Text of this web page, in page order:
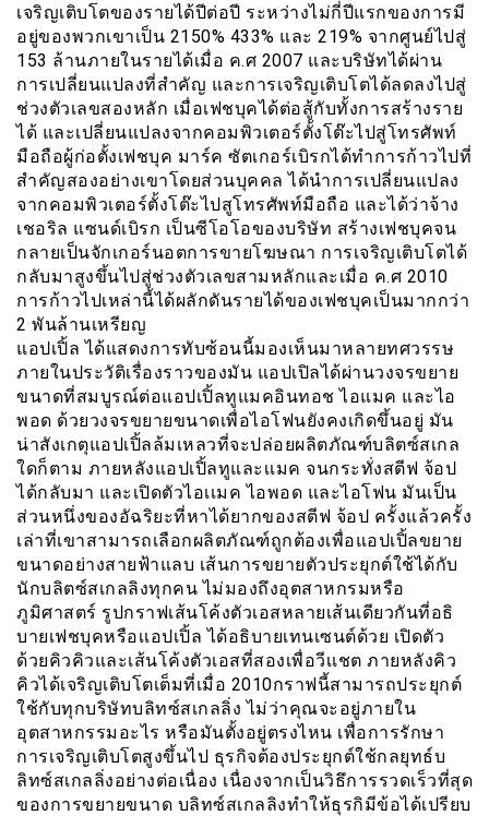
เจริญเติบโตของรายได้ปีต่อปี ระหว่างไม่กี่ปีแรกของการมี
อยู่ของพวกเขาเป็น 2150% 433% และ 219% จากศูนย์ไปสู่
153 ล้านภายในรายได้เมื่อ ค.ศ 2007 และบริษัทได้ผ่าน
การเปลี่ยนแปลงที่สำคัญ และการเจริญเติบโตได้ลดลงไปสู่
ช่วงตัวเลขสองหลัก เมื่อเฟชบุคได้ต่อสู้กับทั้งการสร้างราย
ได้ และเปลี่ยนแปลงจากคอมพิวเตอร์ตั้งโต๊ะไปสู่โทรศัพท์
มือถือผู้ก่อตั้งเฟชบุค มาร์ค ซัตเกอร์เบิรกได้ทำการก้าวไปที่
สำคัญสองอย่างเขาโดยส่วนบุคคล ได้นำการเปลี่ยนแปลง
จากคอมพิวเตอร์ตั้งโต๊ะไปสูโทรศัพท์มือถือ และได้ว่าจ้าง
เชอริล แซนด์เบิรก เป็นซีโอโอของบริษัท สร้างเฟชบุคจน
กลายเป็นจักเกอร์นอตการขายโฆษณา การเจริญเติบโตได้
กลับมาสูงขึ้นไปสู่ช่วงตัวเลขสามหลักและเมื่อ ค.ศ 2010
การก้าวไปเหล่านี้ได้ผลักดันรายได้ของเฟชบุคเป็นมากกว่า
2 พันล้านเหรียญ
แอปเปิ้ล ได้แสดงการทับซ้อนนี้มองเห็นมาหลายทศวรรษ
ภายในประวัติเรื่องราวของมัน แอปเปิลได้ผ่านวงจรขยาย
ขนาดที่สมบูรณ์ต่อแอปเปิ้ลทูแมคอินทอช ไอแมค และไอ
พอด ด้วยวงจรขยายขนาดเพื่อไอโฟนยังคงเกิดขึ้นอยู่ มัน
น่าสังเกตุแอปเปิ้ลล้มเหลวที่จะปล่อยผลิตภัณฑ์บลิตซ์สเกล
ใดก็ตาม ภายหลังแอปเปิ้ลทูและเเมค จนกระทั่งสตีฟ จ้อป
ได้กลับมา และเปิดตัวไอเเมค ไอพอด และไอโฟน มันเป็น
ส่วนหนึ่งของอัฉริยะที่หาได้ยากของสตีฟ จ้อป ครั้งแล้วครั้ง
เล่าที่เขาสามารถเลือกผลิตภัณฑ์ถูกต้องเพื่อแอปเปิ้ลขยาย
ขนาดอย่างสายฟ้าแลบ เส้นการขยายตัวประยุกต์ใช้ได้กับ
นักบลิตซ์สเกลลิงทุกคน ไม่มองถึงอุตสาหกรมหรือ
ภูมิศาสตร์ รูปกราฟเส้นโค้งตัวเอสหลายเส้นเดียวกันที่อธิ
บายเฟชบุคหรือเเอปเปิ้ล ได้อธิบายเทนเซนต์ด้วย เปิดตัว
ด้วยคิวคิวและเส้นโค้งตัวเอสที่สองเพื่อวีเเชต ภายหลังคิว
คิวได้เจริญเติบโตเต็มที่เมื่อ 2010กราฟนี้สามารถประยุกต์
ใช้กับทุกบริษัทบลิทซ์สเกลลิ่ง ไม่ว่าคุณจะอยู่ภายใน
อุตสาหกรรมอะไร หรือมันตั้งอยู่ตรงไหน เพื่อการรักษา
การเจริญเติบโตสูงขึ้นไป ธุรกิจต้องประยุกต์ใช้กลยุทธ์บ
ลิทซ์สเกลลิ่งอย่างต่อเนื่อง เนื่องจากเป็นวิธึการรวดเร็วที่สุด
ของการขยายขนาด บลิทซ์สเกลลิงทำให้ธุรกิมีข้อได้เปรียบ